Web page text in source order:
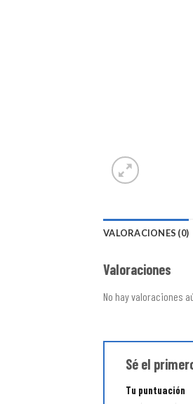
VALORACIONES (0)
Valoraciones
No hay valoraciones
Sé el
Tu puntuación